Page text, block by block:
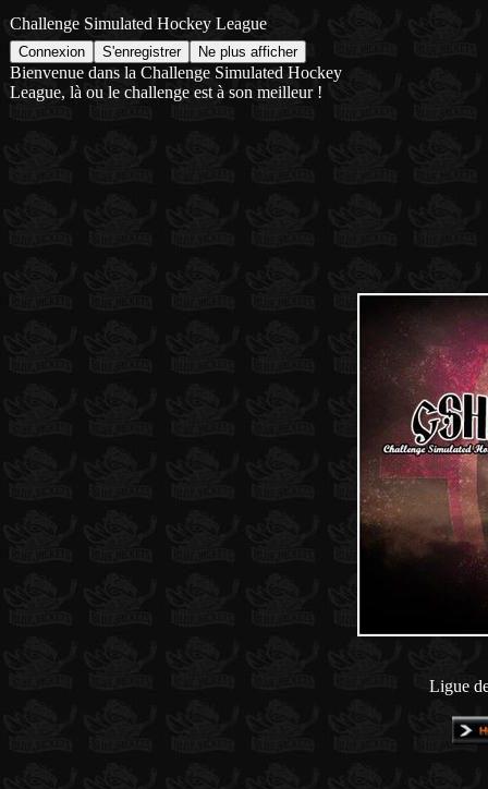
Challenge Simulated Hockey League
Bienvenue dans la Challenge Simulated Hockey
League, là ou le challenge est à son meilleur !
Ligue